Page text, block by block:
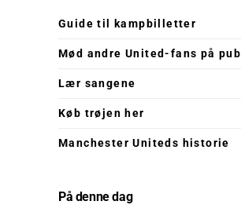
Guide til kampbilletter
Mød andre United-fans på pub
Lær sangene
Køb trøjen her
Manchester Uniteds historie
På denne dag